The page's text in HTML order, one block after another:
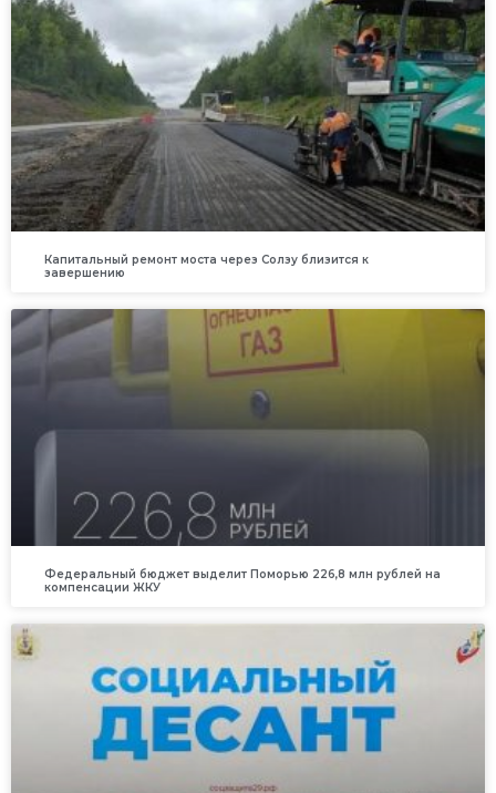
Капитальный ремонт моста через Солзу близится к
завершению
Федеральный бюджет выделит Поморью 226,8 млн рублей на
компенсации ЖКУ